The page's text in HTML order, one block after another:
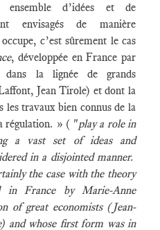
ensemble d’idées et de
envisagés de manière
c’est sûrement le cas
, développée en France par
dans la lignée de grands
Jean Tirole) et dont la
travaux bien connus de la
régulation. » ( "play a role in
a vast set of ideas and
in a disjointed manner.
the case with the theory
in France by Marie-Anne
of great economists (Jean-
and whose first form was in